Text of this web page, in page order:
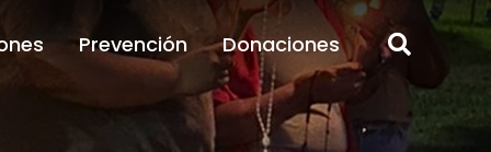
Prevención Donaciones
Prevención Donaciones